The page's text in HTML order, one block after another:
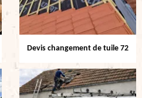
Devis changement de tuile 72